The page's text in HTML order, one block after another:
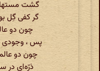
گشت
گر کفی گِل
چون دو
پس ، وجودی
چون دو
ذرّه‌ای در